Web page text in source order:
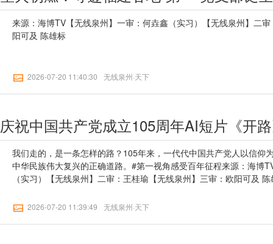
来源：海博TV【无线泉州】一审：何垚鑫（实习）【无线泉州】二
阳可及 陈雄标
2026-07-20 11:40:30 无线泉州·天下
庆祝中国共产党成立105周年AI短片《开
我们走的，是一条怎样的路？105年来，一代代中国共产党人以信仰
中华民族伟大复兴的正确道路。#第一视角感受百年征程来源：海博
（实习）【无线泉州】二审：王桂瑜【无线泉州】三审：欧阳可及
2026-07-20 11:39:49 无线泉州·天下